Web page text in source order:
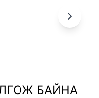
БАЙНА